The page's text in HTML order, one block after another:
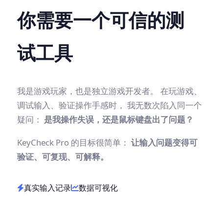
你需要一个可信的测
试工具
我是游戏玩家，也是独立游戏开发者。 在玩游戏、
调试输入、验证操作手感时， 我无数次陷入同一个
疑问： 是我操作失误，还是鼠标键盘出了问题？
KeyCheck Pro 的目标很简单： 让输入问题变得可
验证、可复现、可解释。
真实输入记录 数据可视化